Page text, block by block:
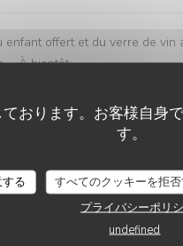
おります。お客様自身
す。
る すべてのクッキーを拒
プライバシーポリ
undefined
offert et du verre de vin
… À bientôt
plats toujours delicieux. Un
les plats, et régulièrement
VIN SUR VIN